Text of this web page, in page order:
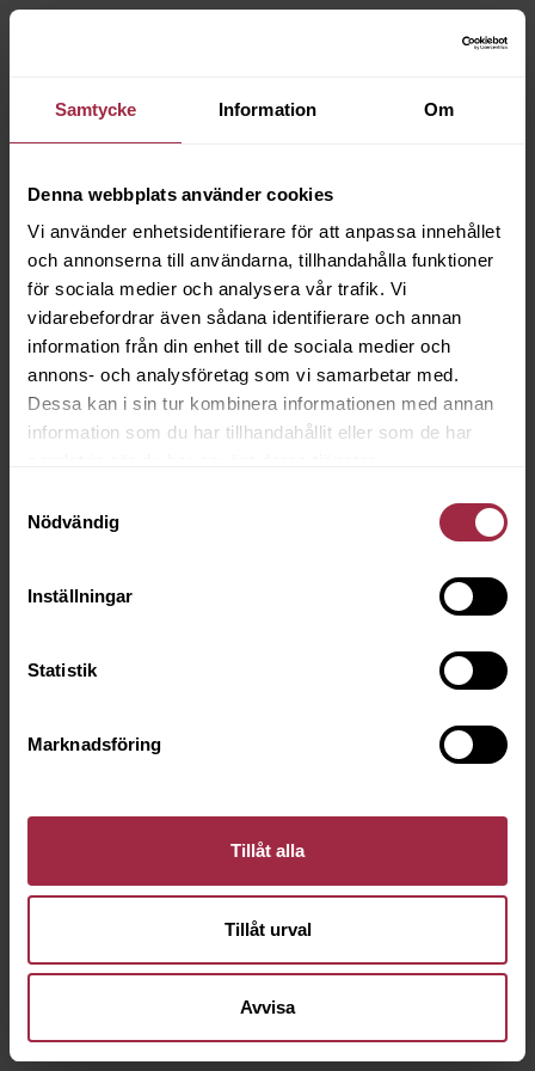
Samtycke Information Om
Denna webbplats använder cookies
Vi använder enhetsidentifierare för att anpassa innehållet
och annonserna till användarna, tillhandahålla funktioner
för sociala medier och analysera vår trafik. Vi
vidarebefordrar även sådana identifierare och annan
information från din enhet till de sociala medier och
annons- och analysföretag som vi samarbetar med.
Dessa kan i sin tur kombinera informationen med annan
information som du har tillhandahållit eller som de har
Nödvändig
Inställningar
Statistik
Marknadsföring
Tillåt alla
Tillåt urval
Avvisa